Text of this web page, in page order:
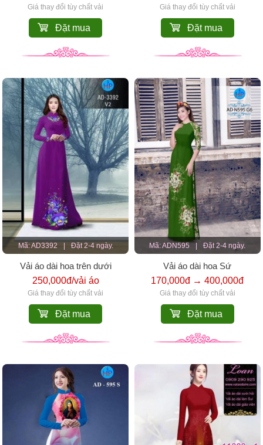
Giá thay đổi tùy chất vải
Đặt mua
Giá thay đổi tùy chất vải
Đặt mua
Mã: AD3392 Đặt 2-4 ngày.
Vải áo dài hoa trên dưới
250,000đ/vải áo
Giá thay đổi tùy chất vải
Đặt mua
Mã: ADN595 Đặt 2-4 ngày.
Vải áo dài hoa Sứ
170,000đ → 400,000đ
Giá thay đổi tùy chất vải
Đặt mua